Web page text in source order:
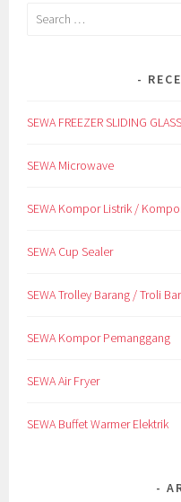
Search
SEWA FREEZER SLIDING
SEWA Microwave
SEWA Kompor Listrik /
SEWA Cup Sealer
SEWA Trolley Barang / Troli
SEWA Kompor Pemanggang
SEWA Air Fryer
SEWA Buffet Warmer Elektrik